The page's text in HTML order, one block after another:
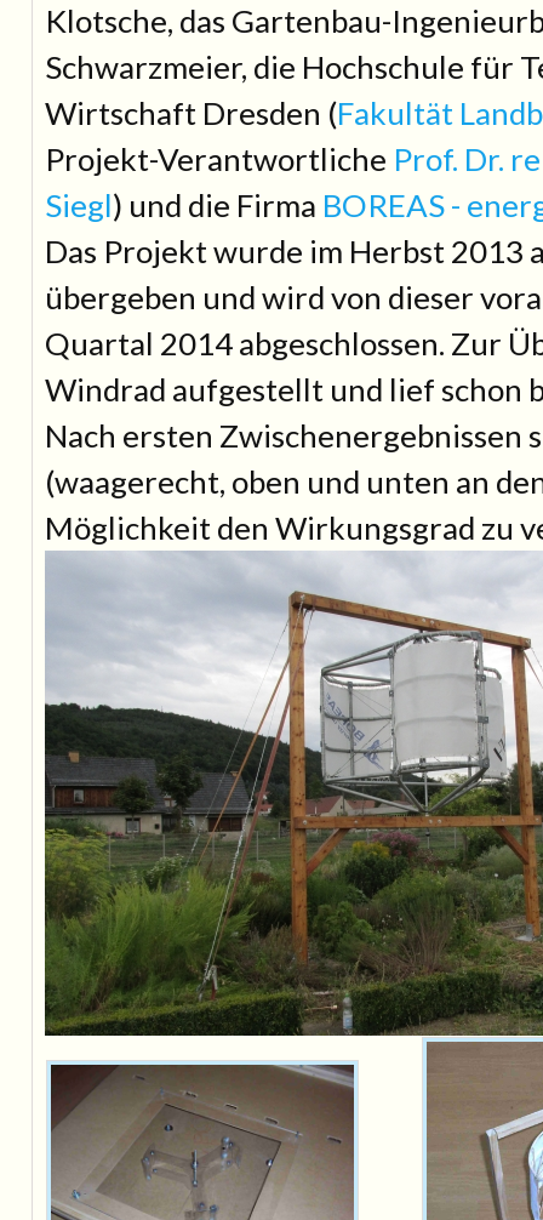
Klotsche, das Gartenbau-
Schwarzmeier, die Hochschule für
Wirtschaft Dresden (Fakultät
Projekt-Verantwortliche Prof. Dr.
Siegl) und die Firma BOREAS -
Das Projekt wurde im Herbst 2013
übergeben und wird von dieser
Quartal 2014 abgeschlossen. Zur
Windrad aufgestellt und lief schon
Nach ersten
(waagerecht, oben und unten an
Möglichkeit den Wirkungsgrad zu